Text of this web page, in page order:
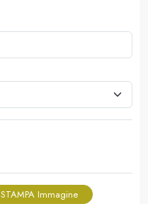
STAMPA Immagine